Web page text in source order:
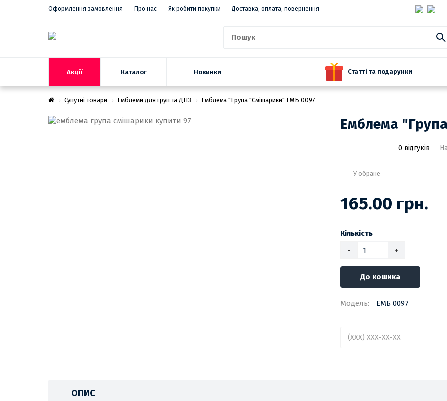
Оформлення замовлення Про нас Як робити покупки Доставка, оплата, повернення
Акції Каталог Новинки Статті та подарунки
Супутні товари Емблеми для груп та ДНЗ Емблема "Група "Смішарики" ЕМБ 0097
Емблема
0 відгуків
У обране
165.00 грн.
Кількість
-
+
До кошика
Модель: ЕМБ 0097
ОПИС